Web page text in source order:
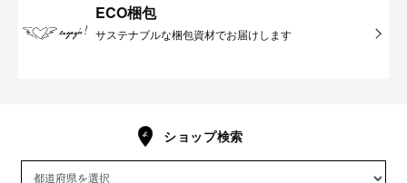
ECO梱包
サステナブルな梱包資材でお届けします
ショップ検索